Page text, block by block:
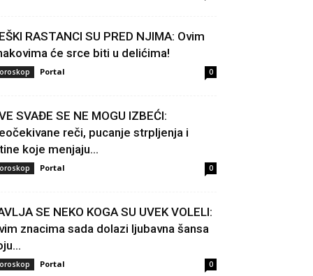
RASTANCI SU PRED NJIMA: Ovim
će srce biti u delićima!
Portal 0
SVAĐE SE NE MOGU IZBEĆI:
reči, pucanje strpljenja i
koje menjaju...
Portal 0
SE NEKO KOGA SU UVEK VOLELI:
znacima sada dolazi ljubavna šansa
Portal 0